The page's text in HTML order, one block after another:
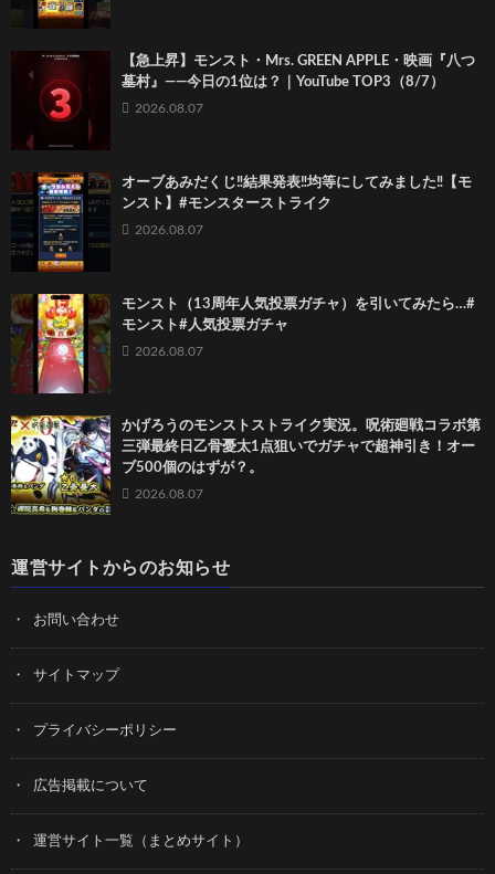
【急上昇】モンスト・Mrs. GREEN APPLE・映画『八つ
墓村』――今日の1位は？｜YouTube TOP3（8/7）
2026.08.07
オーブあみだくじ‼️結果発表‼️均等にしてみました‼️【モ
ンスト】#モンスターストライク
2026.08.07
モンスト（13周年人気投票ガチャ）を引いてみたら…#
モンスト#人気投票ガチャ
2026.08.07
かげろうのモンストストライク実況。呪術廻戦コラボ第
三弾最終日乙骨憂太1点狙いでガチャで超神引き！オー
ブ500個のはずが？。
2026.08.07
運営サイトからのお知らせ
お問い合わせ
サイトマップ
プライバシーポリシー
広告掲載について
運営サイト一覧（まとめサイト）